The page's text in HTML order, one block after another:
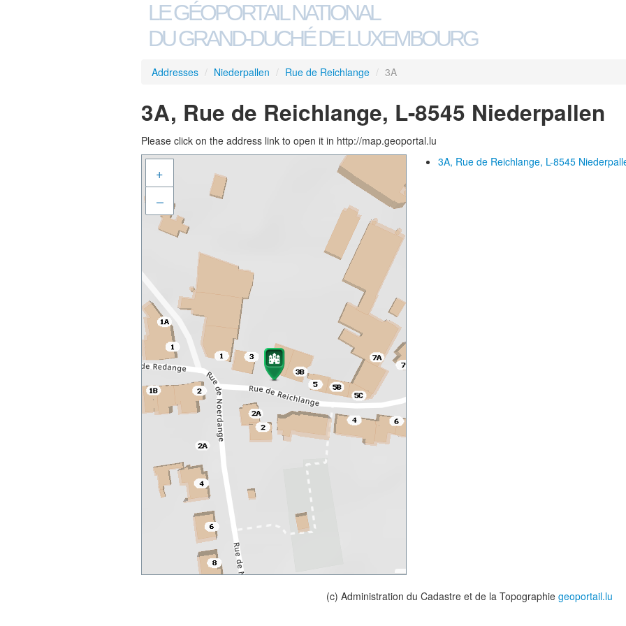
LE GÉOPORTAIL NATIONAL
DU GRAND-DUCHÉ DE LUXEMBOURG
Addresses / Niederpallen / Rue de Reichlange / 3A
3A, Rue de Reichlange, L-8545 Niederpallen
Please click on the address link to open it in http://map.geoportal.lu
+
–
3A, Rue de Reichlange, L-8545
(c) Administration du Cadastre et de la Topographie geoportail.lu